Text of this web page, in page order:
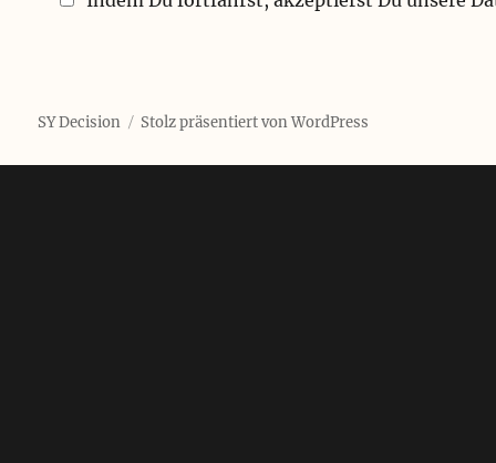
SY Decision Stolz präsentiert von WordPress